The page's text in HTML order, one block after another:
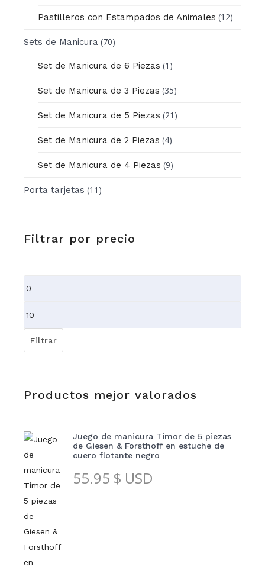
Pastilleros con Estampados de Animales (12)
Sets de Manicura (70)
Set de Manicura de 6 Piezas (1)
Set de Manicura de 3 Piezas (35)
Set de Manicura de 5 Piezas (21)
Set de Manicura de 2 Piezas (4)
Set de Manicura de 4 Piezas (9)
Porta tarjetas (11)
Filtrar por precio
Precio
Precio
máximo
Filtrar
Productos mejor valorados
Juego de manicura Timor de 5 piezas
de Giesen & Forsthoff en estuche de
cuero flotante negro
55.95 $ USD